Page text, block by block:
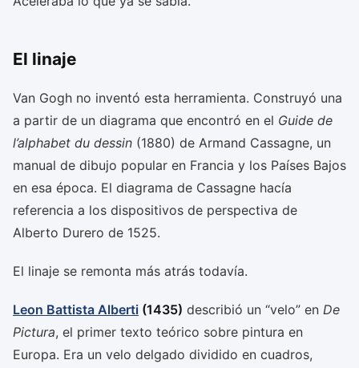
El linaje
Van Gogh no inventó esta herramienta. Construyó una
a partir de un diagrama que encontró en el Guide de
l’alphabet du dessin (1880) de Armand Cassagne, un
manual de dibujo popular en Francia y los Países Bajos
en esa época. El diagrama de Cassagne hacía
referencia a los dispositivos de perspectiva de
Alberto Durero de 1525.
El linaje se remonta más atrás todavía.
Leon Battista Alberti (1435) describió un “velo” en De
Pictura, el primer texto teórico sobre pintura en
Europa. Era un velo delgado dividido en cuadros,